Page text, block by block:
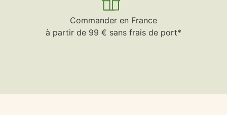
Commander en France
à partir de 99 € sans frais de port*